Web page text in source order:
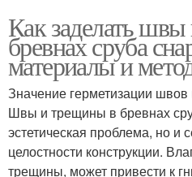
Как заделать
бревнах сруба
материалы и
Значение герметизации
Швы и трещины в бревнах
эстетическая проблема, но и
целостности конструкции.
трещины, может привести к